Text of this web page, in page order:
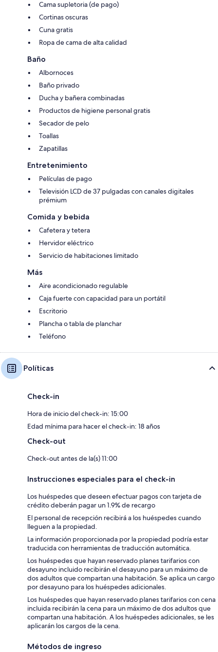
Cama supletoria (de pago)
Cortinas oscuras
Cuna gratis
Ropa de cama de alta calidad
Baño
Albornoces
Baño privado
Ducha y bañera combinadas
Productos de higiene personal gratis
Secador de pelo
Toallas
Zapatillas
Entretenimiento
Películas de pago
Televisión LCD de 37 pulgadas con canales digitales
prémium
Comida y bebida
Cafetera y tetera
Hervidor eléctrico
Servicio de habitaciones limitado
Más
Aire acondicionado regulable
Caja fuerte con capacidad para un portátil
Escritorio
Plancha o tabla de planchar
Teléfono
Políticas
Check-in
Hora de inicio del check-in: 15:00
Edad mínima para hacer el check-in: 18 años
Check-out
Check-out antes de la(s) 11:00
Instrucciones especiales para el check-in
Los huéspedes que deseen efectuar pagos con tarjeta de
crédito deberán pagar un 1.9% de recargo
El personal de recepción recibirá a los huéspedes cuando
lleguen a la propiedad.
La información proporcionada por la propiedad podría estar
traducida con herramientas de traducción automática.
Los huéspedes que hayan reservado planes tarifarios con
desayuno incluido recibirán el desayuno para un máximo de
dos adultos que compartan una habitación. Se aplica un cargo
por desayuno para los huéspedes adicionales.
Los huéspedes que hayan reservado planes tarifarios con cena
incluida recibirán la cena para un máximo de dos adultos que
compartan una habitación. A los huéspedes adicionales, se les
aplicarán los cargos de la cena.
Métodos de ingreso